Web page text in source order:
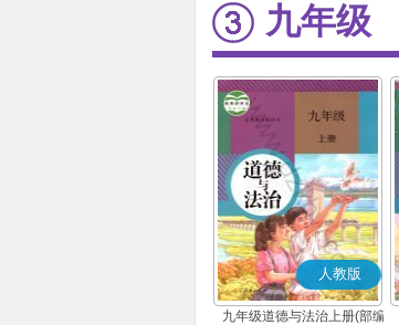
九年级
人教版
九年级道德与法治上册(部编